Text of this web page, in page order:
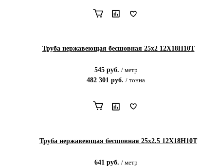
Труба нержавеющая бесшовная 25х2 12Х18Н10Т
545руб. / метр
482 301 руб. / тонна
Труба нержавеющая бесшовная 25х2.5 12Х18Н10Т
641руб. / метр